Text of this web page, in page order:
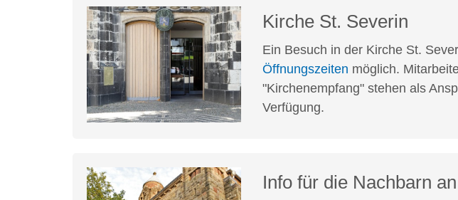
Kirche St. Severin
Ein Besuch in der Kirche St.
Öffnungszeiten möglich.
"Kirchenempfang" stehen als
Verfügung.
Info für die Nachbarn